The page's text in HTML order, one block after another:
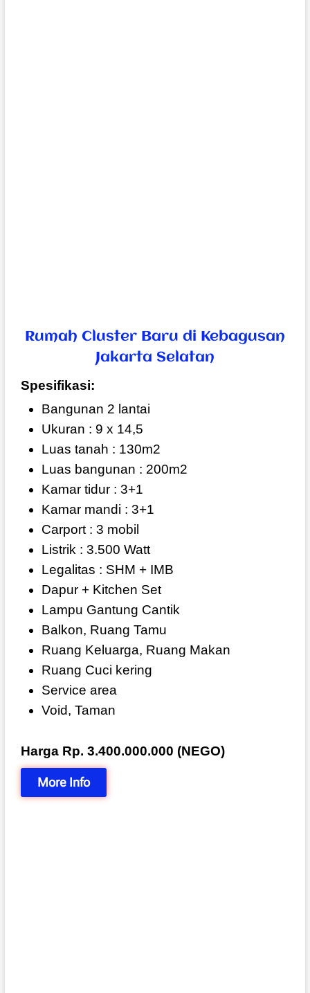
Rumah Cluster Baru di Kebagusan
Jakarta Selatan
Spesifikasi:
Bangunan 2 lantai
Ukuran : 9 x 14,5
Luas tanah : 130m2
Luas bangunan : 200m2
Kamar tidur : 3+1
Kamar mandi : 3+1
Carport : 3 mobil
Listrik : 3.500 Watt
Legalitas : SHM + IMB
Dapur + Kitchen Set
Lampu Gantung Cantik
Balkon, Ruang Tamu
Ruang Keluarga, Ruang Makan
Ruang Cuci kering
Service area
Void, Taman
Harga Rp. 3.400.000.000 (NEGO)
More Info